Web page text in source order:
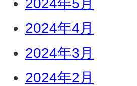
2024年5月
2024年4月
2024年3月
2024年2月